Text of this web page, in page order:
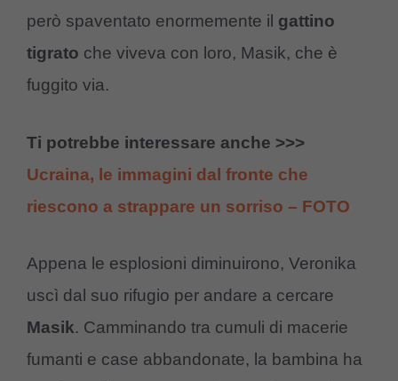
però spaventato enormemente il gattino
tigrato che viveva con loro, Masik, che è
fuggito via.
Ti potrebbe interessare anche >>>
Ucraina, le immagini dal fronte che
riescono a strappare un sorriso – FOTO
Appena le esplosioni diminuirono, Veronika
uscì dal suo rifugio per andare a cercare
Masik. Camminando tra cumuli di macerie
fumanti e case abbandonate, la bambina ha